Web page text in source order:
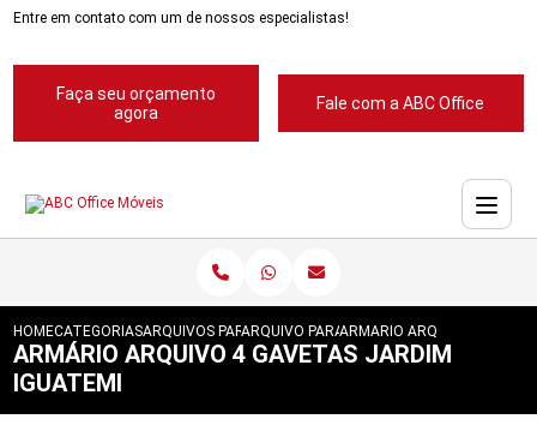
Entre em contato com um de nossos especialistas!
Faça seu orçamento
agora
Fale com a ABC Office
HOMECATEGORIASARQUIVOS PARA ESCRITORIOS
ARQUIVO PARA ESCRITORIO
ARMARIO ARQUIVO 4
ARMÁRIO ARQUIVO 4 GAVETAS JARDIM
IGUATEMI